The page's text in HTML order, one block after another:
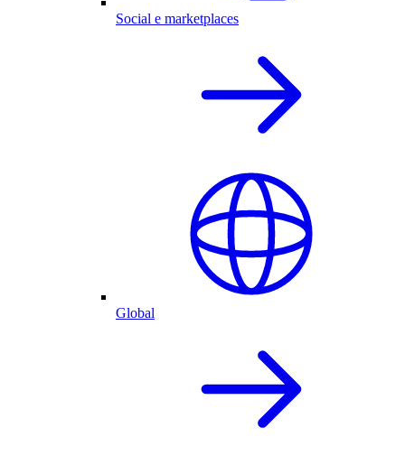
Social e marketplaces
Global